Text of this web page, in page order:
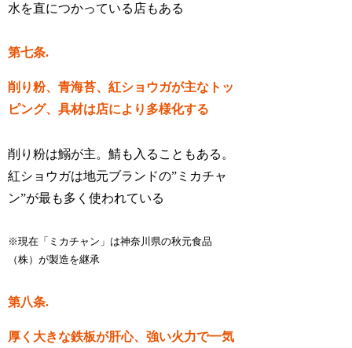
水を直につかっている店もある
第七条.
削り粉、青海苔、紅ショウガが主なトッ
ピング、具材は店により多様化する
削り粉は鰯が主。鯖も入ることもある。
紅ショウガは地元ブランドの”ミカチャ
ン”が最も多く使われている
※現在「ミカチャン」は神奈川県の秋元食品
（株）が製造を継承
第八条.
厚く大きな鉄板が肝心、強い火力で一気